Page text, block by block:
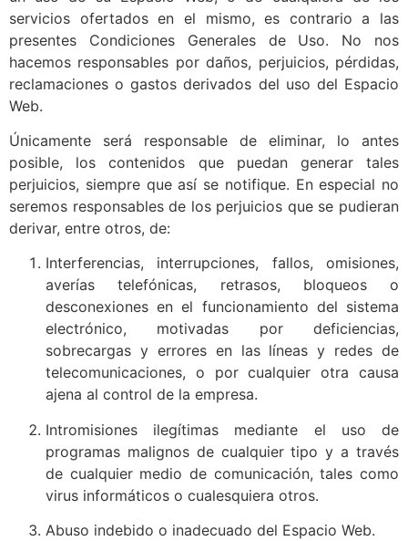
servicios ofertados en el mismo, es contrario a las
presentes Condiciones Generales de Uso. No nos
hacemos responsables por daños, perjuicios, pérdidas,
reclamaciones o gastos derivados del uso del Espacio
Web.
Únicamente será responsable de eliminar, lo antes
posible, los contenidos que puedan generar tales
perjuicios, siempre que así se notifique. En especial no
seremos responsables de los perjuicios que se pudieran
derivar, entre otros, de:
Interferencias, interrupciones, fallos, omisiones,
averías telefónicas, retrasos, bloqueos o
desconexiones en el funcionamiento del sistema
electrónico, motivadas por deficiencias,
sobrecargas y errores en las líneas y redes de
telecomunicaciones, o por cualquier otra causa
ajena al control de la empresa.
Intromisiones ilegítimas mediante el uso de
programas malignos de cualquier tipo y a través
de cualquier medio de comunicación, tales como
virus informáticos o cualesquiera otros.
Abuso indebido o inadecuado del Espacio Web.